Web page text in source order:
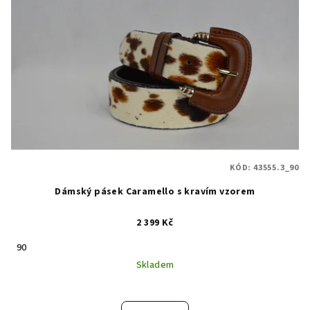
Dámský pásek Caramello s kravím vzorem
2 399 Kč
90
Skladem
KÓD: 43555.3_90